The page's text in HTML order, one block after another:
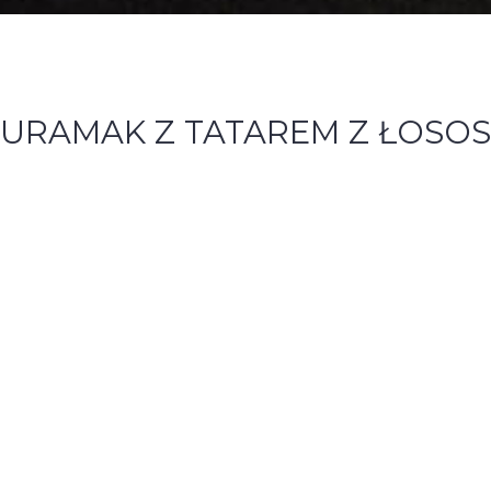
URAMAK Z TATAREM Z